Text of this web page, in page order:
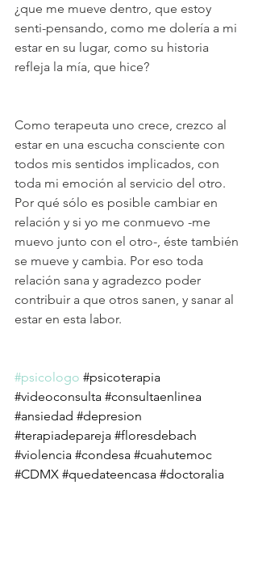
¿que me mueve dentro, que estoy
senti-pensando, como me dolería a mi
estar en su lugar, como su historia
refleja la mía, que hice?
Como terapeuta uno crece, crezco al
estar en una escucha consciente con
todos mis sentidos implicados, con
toda mi emoción al servicio del otro.
Por qué sólo es posible cambiar en
relación y si yo me conmuevo -me
muevo junto con el otro-, éste también
se mueve y cambia. Por eso toda
relación sana y agradezco poder
contribuir a que otros sanen, y sanar al
estar en esta labor.
#psicologo #psicoterapia
#videoconsulta #consultaenlinea
#ansiedad #depresion
#terapiadepareja #floresdebach
#violencia #condesa #cuahutemoc
#CDMX #quedateencasa #doctoralia